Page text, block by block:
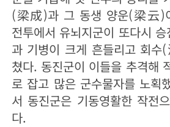
(梁成)과 그 동생 양운(梁云)
전투에서 유뇌지군이 또다시
과 기병이 크게 흔들리고 회
쳤다. 동진군이 이들을 추격해
로 잡고 많은 군수물자를 노획
서 동진군은 기동영활한 작전
다.